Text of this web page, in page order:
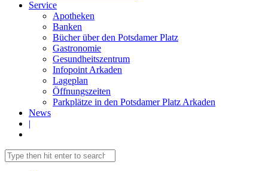
Service
Apotheken
Banken
Bücher über den Potsdamer Platz
Gastronomie
Gesundheitszentrum
Infopoint Arkaden
Lageplan
Öffnungszeiten
Parkplätze in den Potsdamer Platz Arkaden
News
|